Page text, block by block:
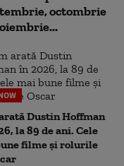
octombrie
Dustin Hoffman
la 89 de ani. Cele
filme și rolurile